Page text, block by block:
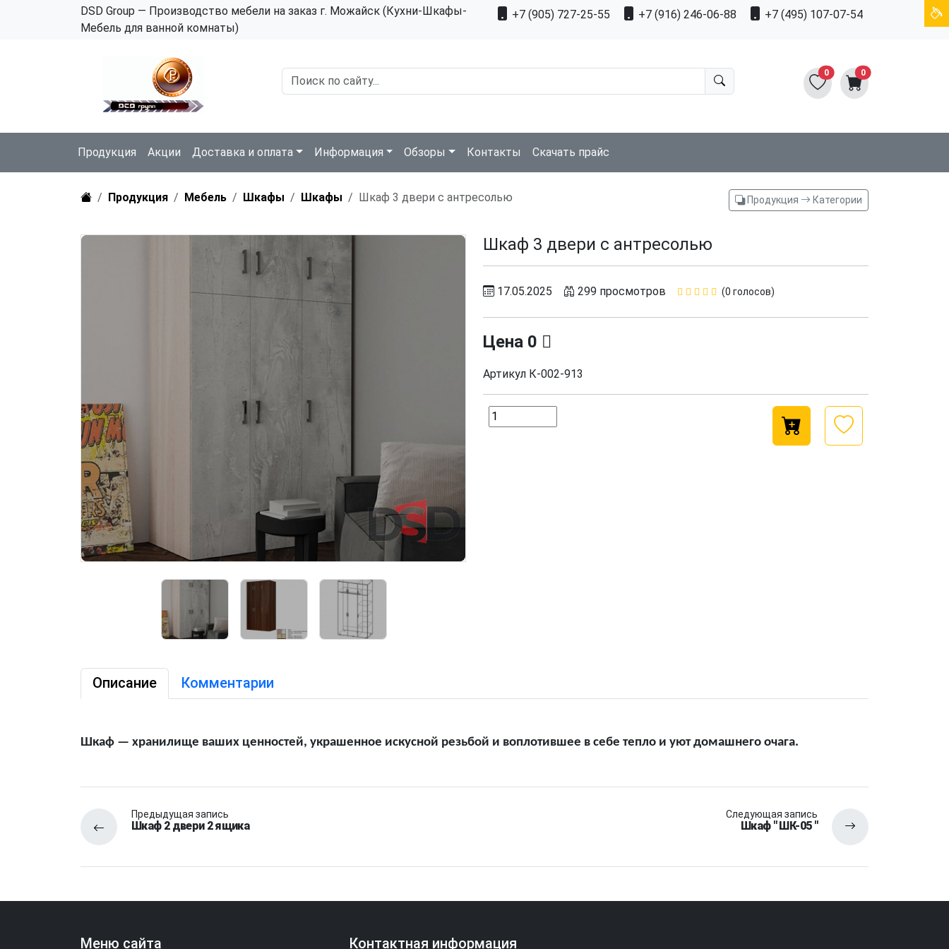
DSD Group — Производство мебели на заказ г. Можайск (Кухни-Шкафы-
Мебель для ванной комнаты)
+7 (905) 727-25-55 +7 (916) 246-06-88 +7 (495) 107-07-54
0 0
Продукция Акции Доставка и оплата Информация Обзоры Контакты Скачать прайс
Продукция Мебель Шкафы Шкафы Шкаф 3 двери с антресолью Продукция Категории
Шкаф 3 двери с антресолью
17.05.2025 299 просмотров (0 голосов)
Цена 0
Артикул К-002-913
Описание Комментарии
Шкаф — хранилище ваших ценностей, украшенное искусной резьбой и воплотившее в себе тепло и уют домашнего очага.
Предыдущая запись
Шкаф 2 двери 2 ящика
Следующая запись
Шкаф " ШК-05 "
Меню сайта Контактная информация